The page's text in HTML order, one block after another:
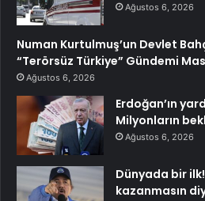
Ağustos 6, 2026
Numan Kurtulmuş’un Devlet
“Terörsüz Türkiye” Gündemi
Ağustos 6, 2026
Erdoğan’ın
Milyonların
Ağustos 6, 2026
Dünyada bir
kazanmasın